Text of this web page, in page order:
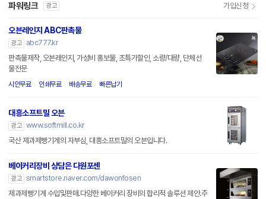
파워링크 광고 가입신청
오븐레인지 ABC판촉물
광고
abc777.kr
판촉물제작, 오븐레인지, 가성비 홍보물, 초특가할인, 소량/대량, 단체선
물전문
시안무료 인쇄무료 배송무료 빠른납기
대흥소프트밀 오븐
광고 www.softmill.co.kr
국산 제과제빵기계의 자부심, 대흥소프트밀의 오븐입니다.
베이커리장비 상담은 다원포센
광고 smartstore.naver.com/dawonfosen
제과제빵기계 수입및판매.다양한 베이커리 장비의 합리적 솔루션 제안.주